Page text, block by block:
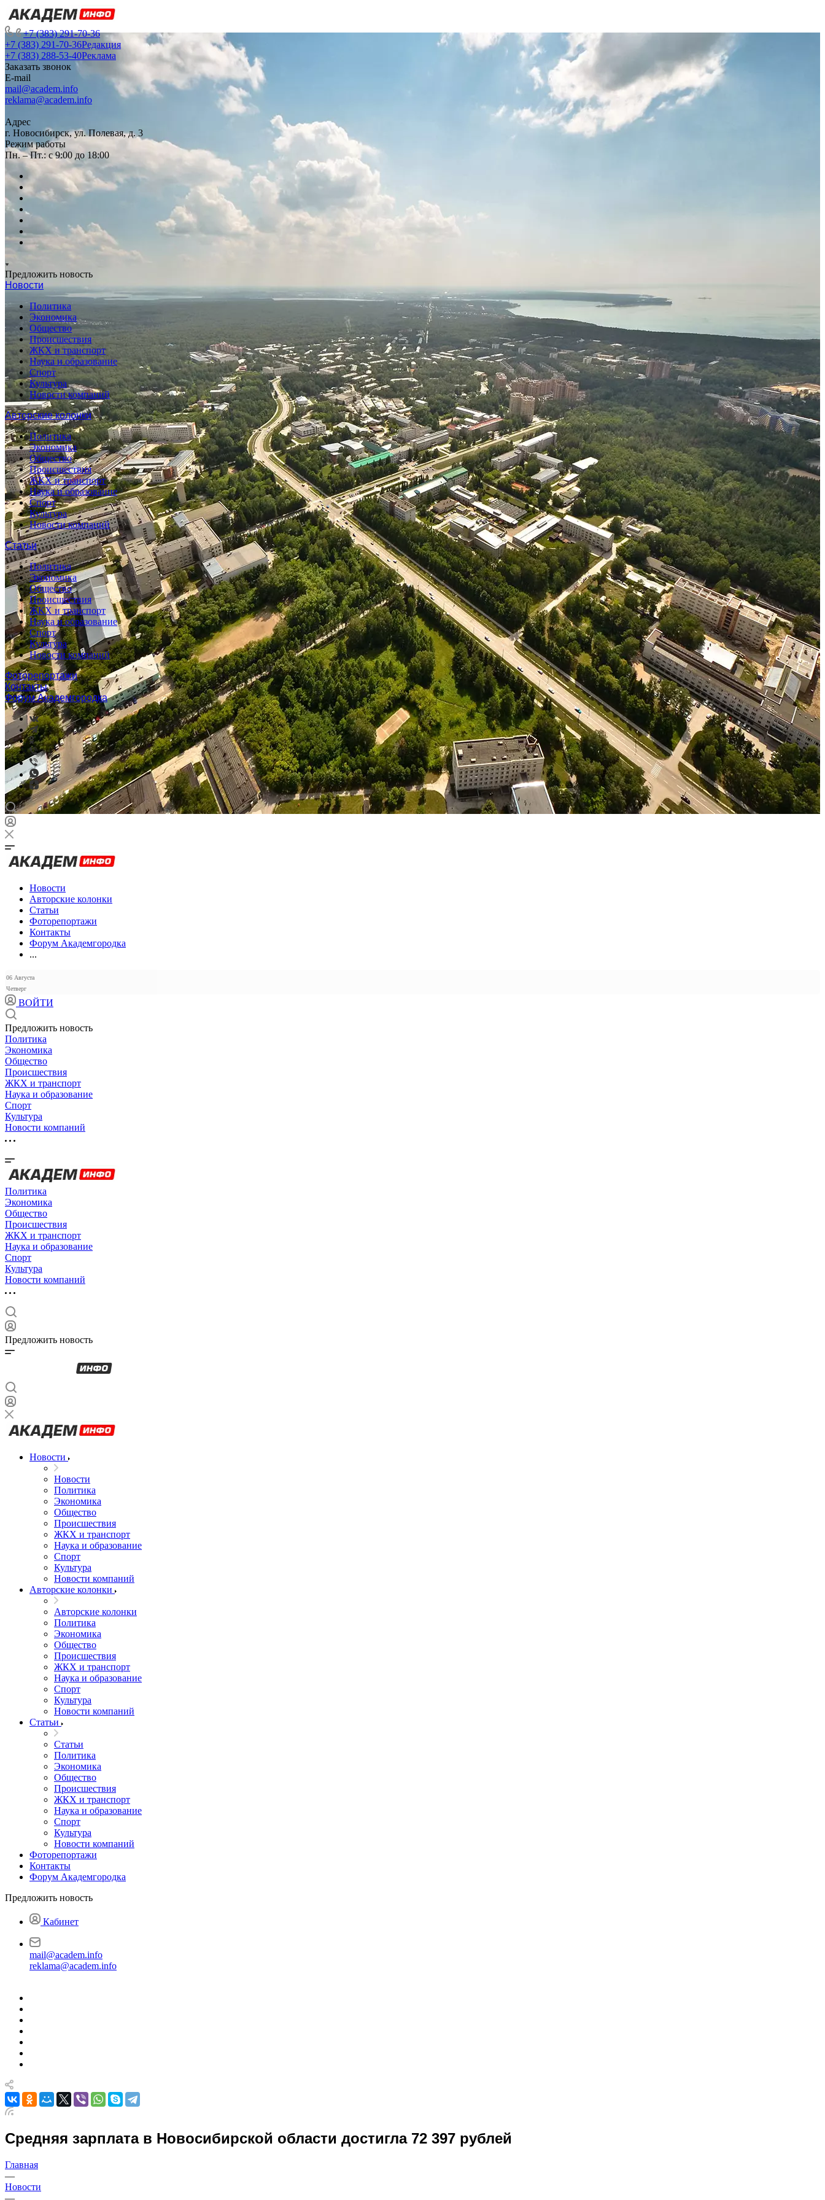
+7 (383) 291-70-36
+7 (383) 291-70-36Редакция
+7 (383) 288-53-40Реклама
Заказать звонок
E-mail
mail@academ.info
reklama@academ.info
Адрес
г. Новосибирск, ул. Полевая, д. 3
Режим работы
Пн. – Пт.: с 9:00 до 18:00
Предложить новость
Новости
Политика
Экономика
Общество
Происшествия
ЖКХ и транспорт
Наука и образование
Спорт
Культура
Новости компаний
Авторские колонки
Политика
Экономика
Общество
Происшествия
ЖКХ и транспорт
Наука и образование
Спорт
Культура
Новости компаний
Статьи
Политика
Экономика
Общество
Происшествия
ЖКХ и транспорт
Наука и образование
Спорт
Культура
Новости компаний
Фоторепортажи
Контакты
Форум Академгородка
Новости
Авторские колонки
Статьи
Фоторепортажи
Контакты
Форум Академгородка
...
06 Августа
Четверг
ВОЙТИ
Предложить новость
Политика
Экономика
Общество
Происшествия
ЖКХ и транспорт
Наука и образование
Спорт
Культура
Новости компаний
Политика
Экономика
Общество
Происшествия
ЖКХ и транспорт
Наука и образование
Спорт
Культура
Новости компаний
Предложить новость
Новости
Новости
Политика
Экономика
Общество
Происшествия
ЖКХ и транспорт
Наука и образование
Спорт
Культура
Новости компаний
Авторские колонки
Авторские колонки
Политика
Экономика
Общество
Происшествия
ЖКХ и транспорт
Наука и образование
Спорт
Культура
Новости компаний
Статьи
Статьи
Политика
Экономика
Общество
Происшествия
ЖКХ и транспорт
Наука и образование
Спорт
Культура
Новости компаний
Фоторепортажи
Контакты
Форум Академгородка
Предложить новость
Кабинет
mail@academ.info
reklama@academ.info
Средняя зарплата в Новосибирской области достигла 72 397 рублей
Главная
—
Новости
—